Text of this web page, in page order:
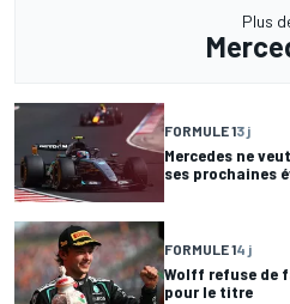
Plus
FORMULE 13 j
Mercedes ne
ses prochaines
FORMULE 14 j
Wolff refuse de
pour le titre